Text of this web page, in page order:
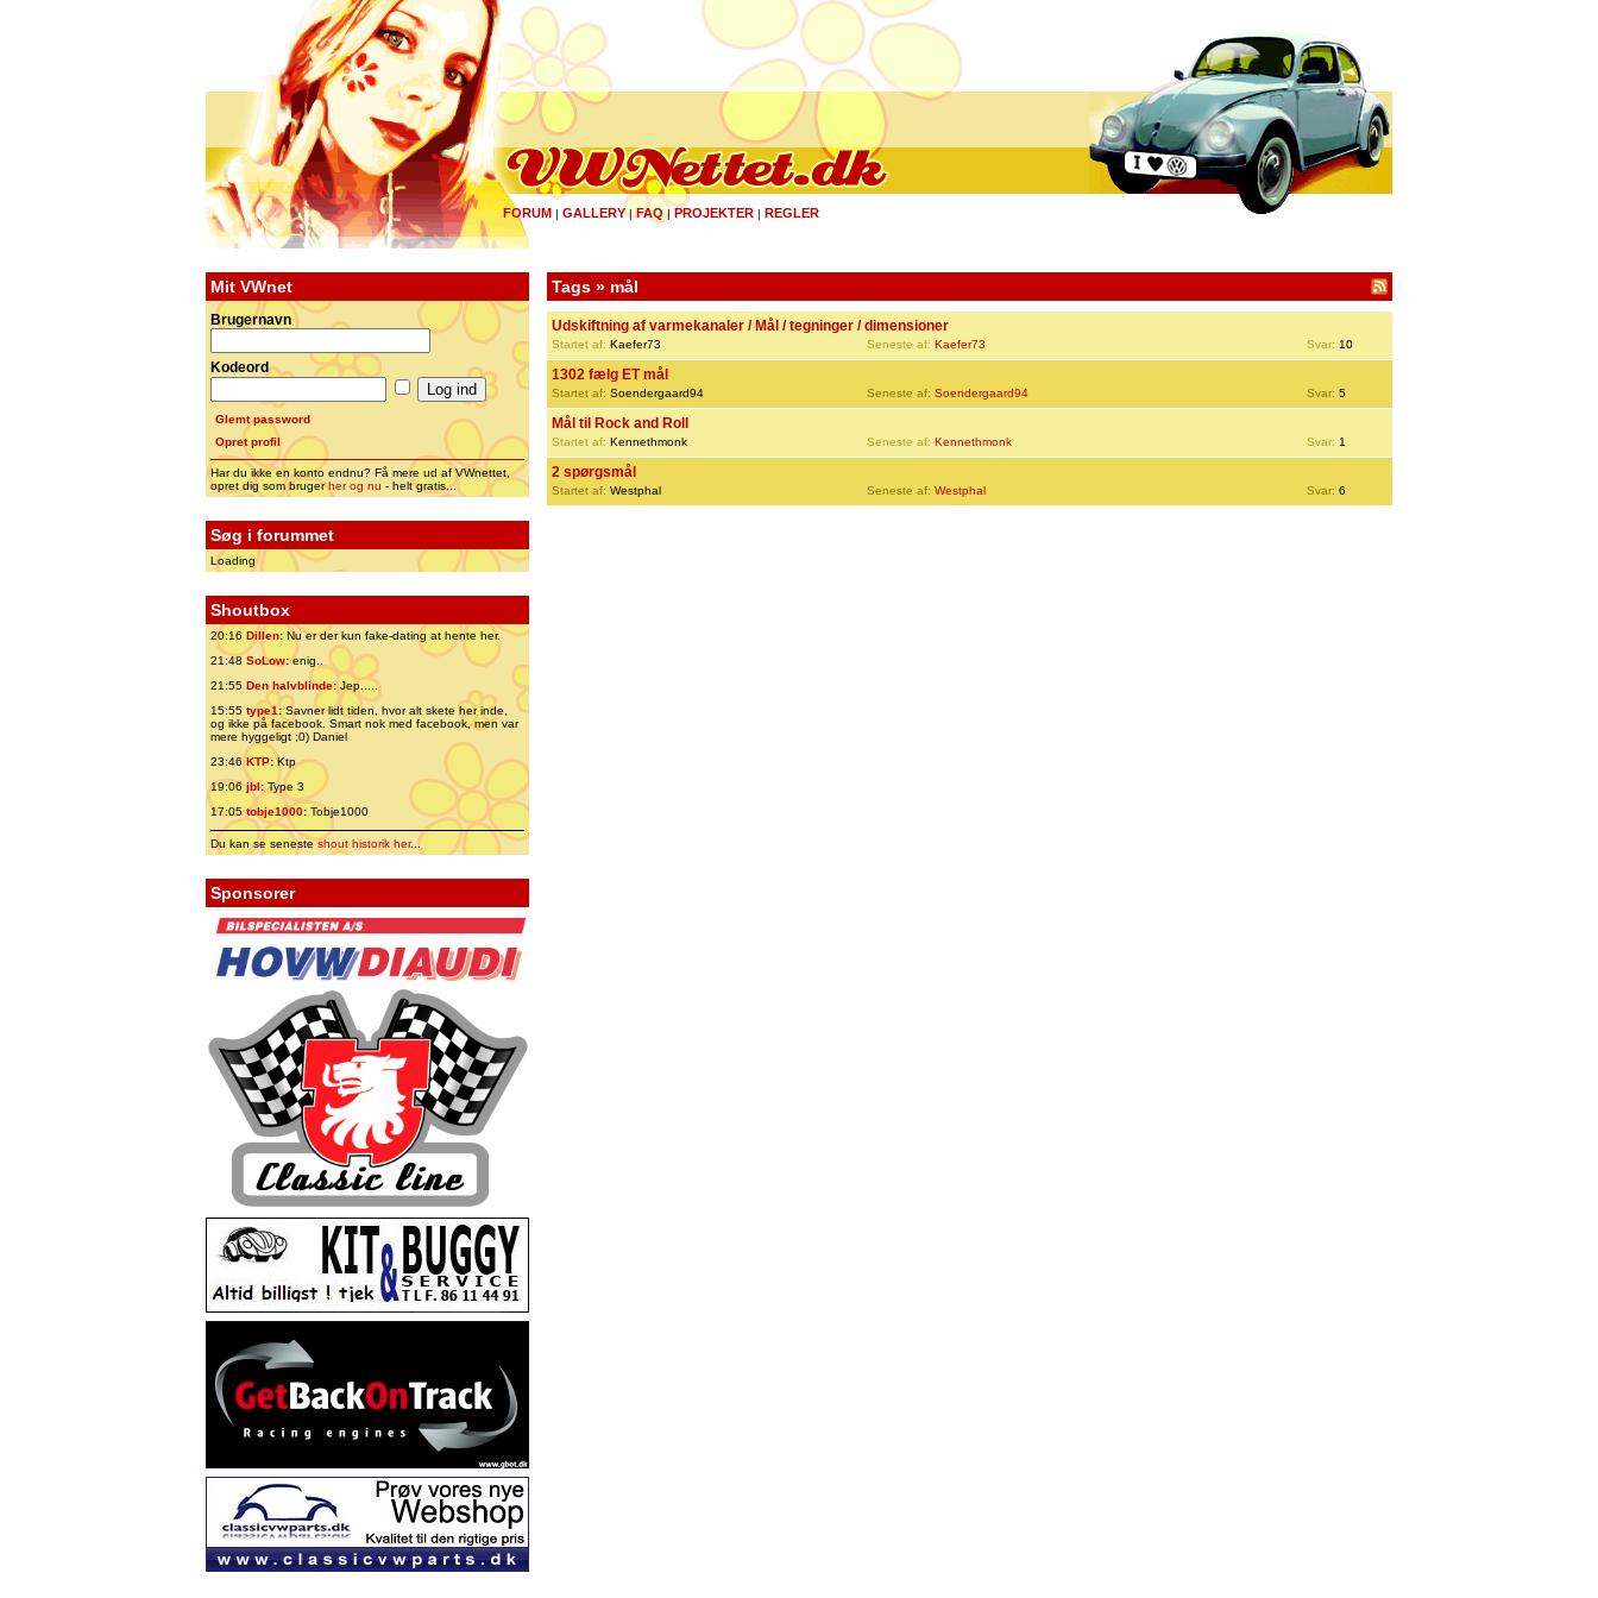
FORUM | GALLERY|FAQ | PROJEKTER | REGLER
Mit VWnet
Brugernavn
Kodeord
Glemt password
Opret profil
Har du ikke en konto endnu? Få mere ud af VWnettet,
opret dig som brugerher og nu - helt gratis...
Søg i forummet
Loading
Shoutbox
20:16 Dillen: Nu er der kun fake-dating at hente her.
21:48 SoLow:enig..
21:55 Den halvblinde:Jep.....
15:55 type1:Savner lidt tiden, hvor alt skete her inde,
og ikke på facebook. Smart nok med facebook, men var
mere hyggeligt ;0) Daniel
23:46 KTP:Ktp
19:06jbl:Type 3
17:05tobje1000: Tobje1000
Du kan se senesteshout historik her...
Sponsorer
Tags » mål
Udskiftning af varmekanaler / Mål / tegninger / dimensioner
Startet af: Kaefer73 Seneste af: Kaefer73 Svar: 10
1302 fælg ET mål
Startet af: Soendergaard94 Seneste af: Soendergaard94 Svar: 5
Mål til Rock and Roll
Startet af: Kennethmonk Seneste af: Kennethmonk Svar: 1
2 spørgsmål
Startet af: Westphal Seneste af: Westphal Svar: 6